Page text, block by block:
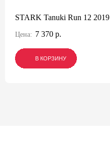
STARK Tanuki Run 12 2019
Цена: 7 370 р.
В КОРЗИНУ
В КОРЗИНУ
В КОРЗИНУ